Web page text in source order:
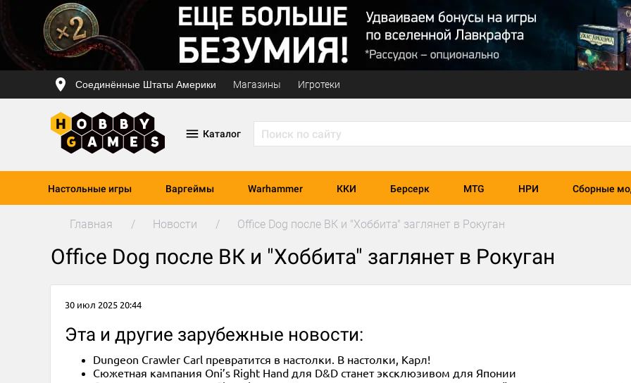
Соединённые Штаты Америки Магазины Игротеки
Каталог
Настольные игры Варгеймы Warhammer ККИ Берсерк MTG НРИ Сборные
Главная Новости Office Dog после ВК и "Хоббита" заглянет в Рокуган
Office Dog после ВК и "Хоббита" заглянет в Рокуган
30 июл 2025 20:44
Эта и другие зарубежные новости:
Dungeon Crawler Carl превратится в настолки. В настолки, Карл!
Сюжетная кампания Oni’s Right Hand для D&D станет эксклюзивом для Японии